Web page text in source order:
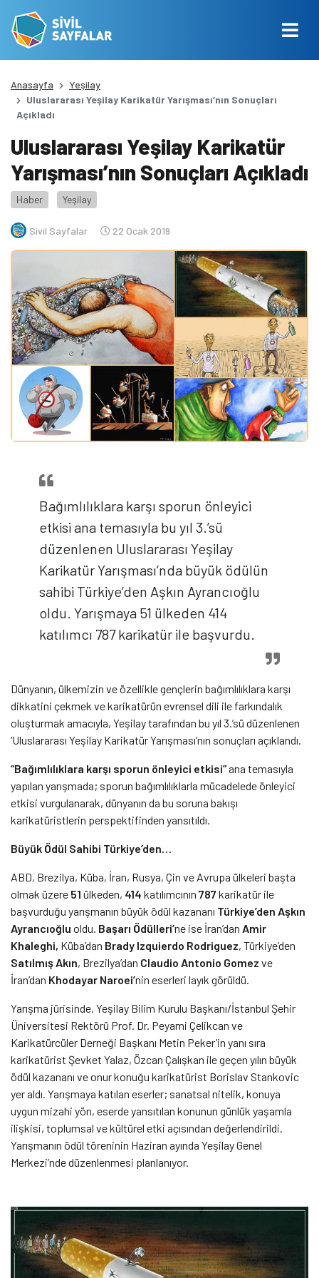
Anasayfa
Yeşilay
Uluslararası Yeşilay Karikatür Yarışması’nın Sonuçları
Açıkladı
Uluslararası Yeşilay Karikatür
Yarışması’nın Sonuçları Açıkladı
Haber Yeşilay
Sivil Sayfalar 22 Ocak 2019
Bağımlılıklara karşı sporun önleyici
etkisi ana temasıyla bu yıl 3.’sü
düzenlenen Uluslararası Yeşilay
Karikatür Yarışması’nda büyük ödülün
sahibi Türkiye’den Aşkın Ayrancıoğlu
oldu. Yarışmaya 51 ülkeden 414
katılımcı 787 karikatür ile başvurdu.
Dünyanın, ülkemizin ve özellikle gençlerin bağımlılıklara karşı
dikkatini çekmek ve karikatürün evrensel dili ile farkındalık
oluşturmak amacıyla, Yeşilay tarafından bu yıl 3.’sü düzenlenen
‘Uluslararası Yeşilay Karikatür Yarışması’nın sonuçları açıklandı.
“Bağımlılıklara karşı sporun önleyici etkisi”ana temasıyla
yapılan yarışmada; sporun bağımlılıklarla mücadelede önleyici
etkisi vurgulanarak, dünyanın da bu soruna bakışı
karikatüristlerin perspektifinden yansıtıldı.
Büyük Ödül Sahibi Türkiye’den…
ABD, Brezilya, Küba, İran, Rusya, Çin ve Avrupa ülkeleri başta
olmak üzere 51 ülkeden, 414 katılımcının 787 karikatür ile
başvurduğu yarışmanın büyük ödül kazananı Türkiye’den Aşkın
Ayrancıoğlu oldu. Başarı Ödülleri’ne ise İran’dan Amir
Khaleghi, Küba’dan Brady Izquierdo Rodriguez, Türkiye’den
Satılmış Akın, Brezilya’dan Claudio Antonio Gomez ve
İran’dan Khodayar Naroei’nin eserleri layık görüldü.
Yarışma jürisinde, Yeşilay Bilim Kurulu Başkanı/İstanbul Şehir
Üniversitesi Rektörü Prof. Dr. Peyami Çelikcan ve
Karikatürcüler Derneği Başkanı Metin Peker’in yanı sıra
karikatürist Şevket Yalaz, Özcan Çalışkan ile geçen yılın büyük
ödül kazananı ve onur konuğu karikatürist Borislav Stankovic
yer aldı. Yarışmaya katılan eserler; sanatsal nitelik, konuya
uygun mizahi yön, eserde yansıtılan konunun günlük yaşamla
ilişkisi, toplumsal ve kültürel etki açısından değerlendirildi.
Yarışmanın ödül töreninin Haziran ayında Yeşilay Genel
Merkezi’nde düzenlenmesi planlanıyor.